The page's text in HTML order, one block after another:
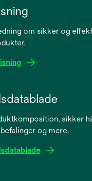
om sikker og
sikker
og mere.